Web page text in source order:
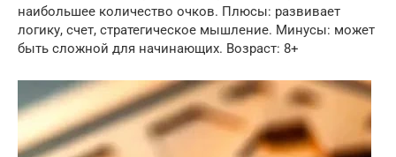
наибольшее количество очков. Плюсы: развивает
логику, счет, стратегическое мышление. Минусы: может
быть сложной для начинающих. Возраст: 8+